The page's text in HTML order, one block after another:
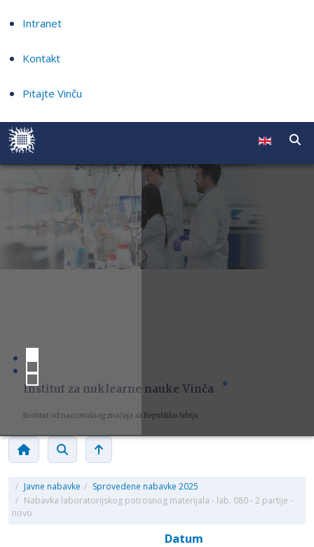
Intranet
Kontakt
Pitajte Vinču
Institut za nuklearne nauke Vinča
Institut od nacionalnog značaja za Republiku Srbiju
/ Javne nabavke / Sprovedene nabavke 2025
/ Nabavka laboratorijskog potrosnog materijala - lab. 080 - 2 partije -
novo
Datum